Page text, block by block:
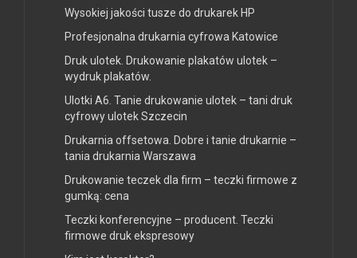
Wysokiej jakości tusze do drukarek HP
Profesjonalna drukarnia cyfrowa Katowice
Druk ulotek. Drukowanie plakatów ulotek –
wydruk plakatów.
Ulotki A6. Tanie drukowanie ulotek – tani druk
cyfrowy ulotek Szczecin
Drukarnia offsetowa. Dobre i tanie drukarnie –
tania drukarnia Warszawa
Drukowanie teczek dla firm – teczki firmowe z
gumką: cena
Teczki konferencyjne – producent. Teczki
firmowe druk ekspresowy